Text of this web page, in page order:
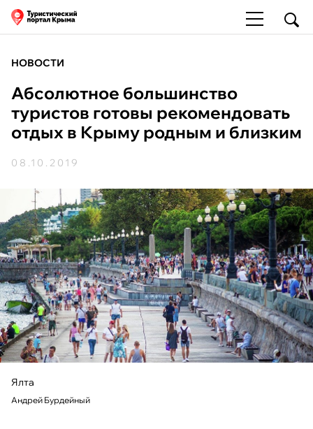
НОВОСТИ
Абсолютное большинство
туристов готовы рекомендовать
отдых в Крыму родным и близким
08.10.2019
Ялта
Андрей Бурдейный